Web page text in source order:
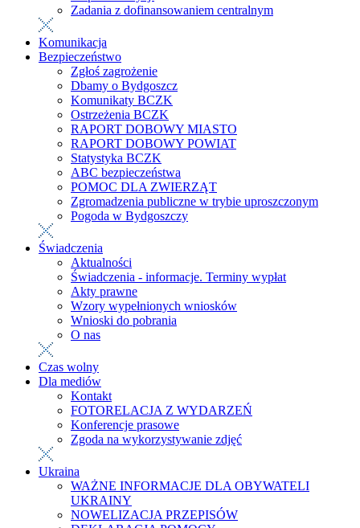
Zadania z dofinansowaniem centralnym
Komunikacja
Bezpieczeństwo
Zgłoś zagrożenie
Dbamy o Bydgoszcz
Komunikaty BCZK
Ostrzeżenia BCZK
RAPORT DOBOWY MIASTO
RAPORT DOBOWY POWIAT
Statystyka BCZK
ABC bezpieczeństwa
POMOC DLA ZWIERZĄT
Zgromadzenia publiczne w trybie uproszczonym
Pogoda w Bydgoszczy
Świadczenia
Aktualności
Świadczenia - informacje. Terminy wypłat
Akty prawne
Wzory wypełnionych wniosków
Wnioski do pobrania
O nas
Czas wolny
Dla mediów
Kontakt
FOTORELACJA Z WYDARZEŃ
Konferencje prasowe
Zgoda na wykorzystywanie zdjęć
Ukraina
WAŻNE INFORMACJE DLA OBYWATELI
UKRAINY
NOWELIZACJA PRZEPISÓW